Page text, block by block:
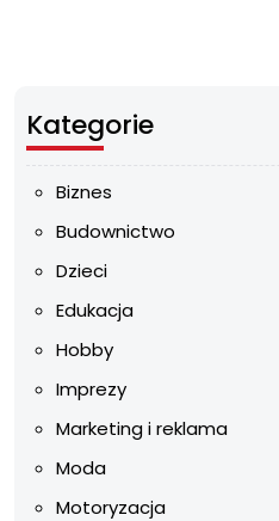
Kategorie
Biznes
Budownictwo
Dzieci
Edukacja
Hobby
Imprezy
Marketing i reklama
Moda
Motoryzacja